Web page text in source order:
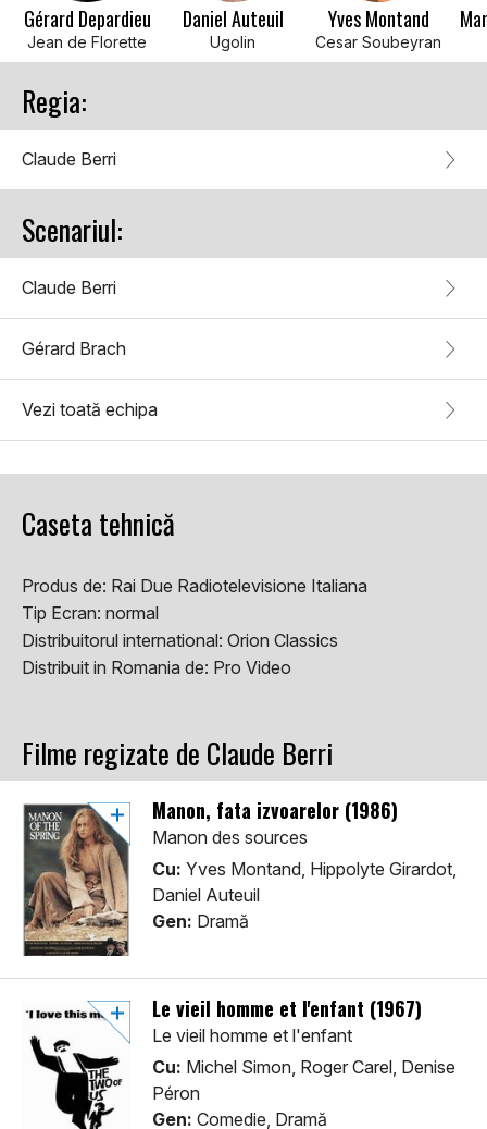
Gérard Depardieu
Jean de Florette
Daniel Auteuil
Ugolin
Yves Montand
Cesar Soubeyran
Regia:
Claude Berri
Scenariul:
Claude Berri
Gérard Brach
Vezi toată echipa
Caseta tehnică
Produs de: Rai Due Radiotelevisione Italiana
Tip Ecran: normal
Distribuitorul international: Orion Classics
Distribuit in Romania de: Pro Video
Filme regizate de Claude Berri
Manon, fata izvoarelor (1986)
Manon des sources
Cu: Yves Montand, Hippolyte Girardot,
Daniel Auteuil
Gen: Dramă
Le vieil homme et l'enfant (1967)
Le vieil homme et l'enfant
Cu: Michel Simon, Roger Carel, Denise
Péron
Gen: Comedie, Dramă